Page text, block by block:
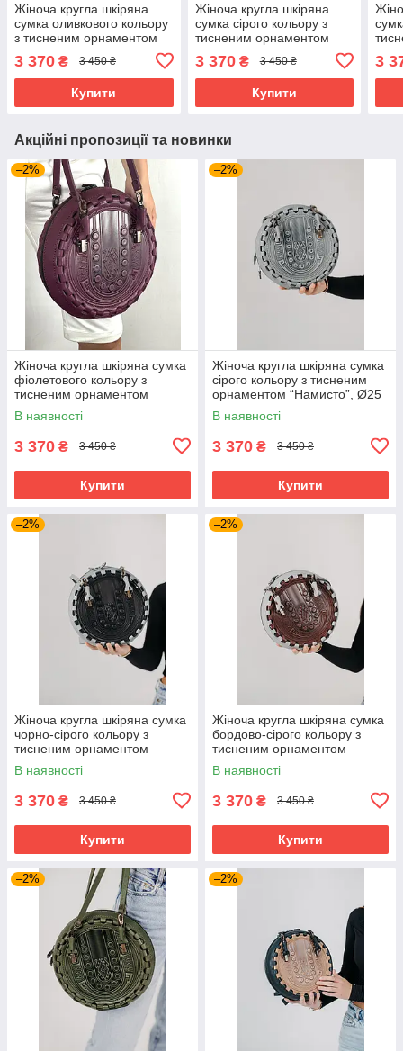
Жіноча кругла шкіряна
сумка оливкового кольору
з тисненим орнаментом
3 370 ₴ 3 450 ₴
Купити
Жіноча кругла шкіряна
сумка сірого кольору з
тисненим орнаментом
3 370₴ 3 450 ₴
Купити
3
Акційні пропозиції та новинки
–2%
Жіноча кругла шкіряна сумка
фіолетового кольору з
тисненим орнаментом
“Намисто”, Ø25 см
В наявності
3 370 ₴ 3 450 ₴
Купити
–2%
Жіноча кругла шкіряна сумка
сірого кольору з тисненим
орнаментом “Намисто”, Ø25
см
В наявності
3 370 ₴ 3 450 ₴
Купити
–2%
Жіноча кругла шкіряна сумка
чорно-сірого кольору з
тисненим орнаментом
“Намисто”, Ø25 см
В наявності
3 370 ₴ 3 450 ₴
Купити
–2%
Жіноча кругла шкіряна сумка
бордово-сірого кольору з
тисненим орнаментом
“Намисто”, Ø25 см
В наявності
3 370 ₴ 3 450 ₴
Купити
–2% –2%